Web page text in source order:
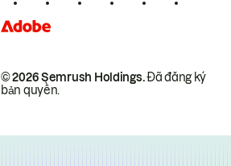
© 2026 Semrush Holdings.Đã đăng ký
bản quyền.